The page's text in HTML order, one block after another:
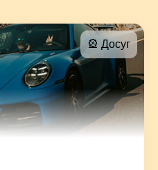
🎡 Досуг